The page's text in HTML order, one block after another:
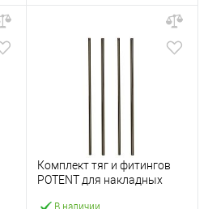
Комплект тяг и фитингов
POTENT для накладных